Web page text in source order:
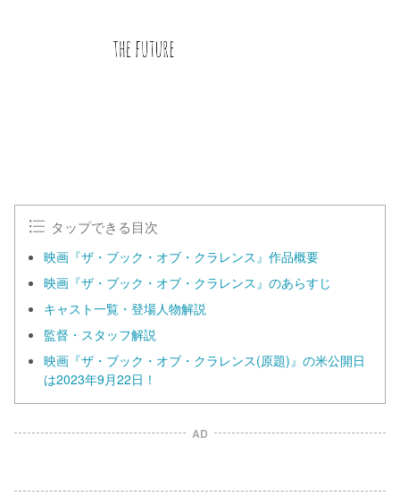
タップできる目次
映画『ザ・ブック・オブ・クラレンス』作品概要
映画『ザ・ブック・オブ・クラレンス』のあらすじ
キャスト一覧・登場人物解説
監督・スタッフ解説
映画『ザ・ブック・オブ・クラレンス(原題)』の米公開日
は2023年9月22日！
AD